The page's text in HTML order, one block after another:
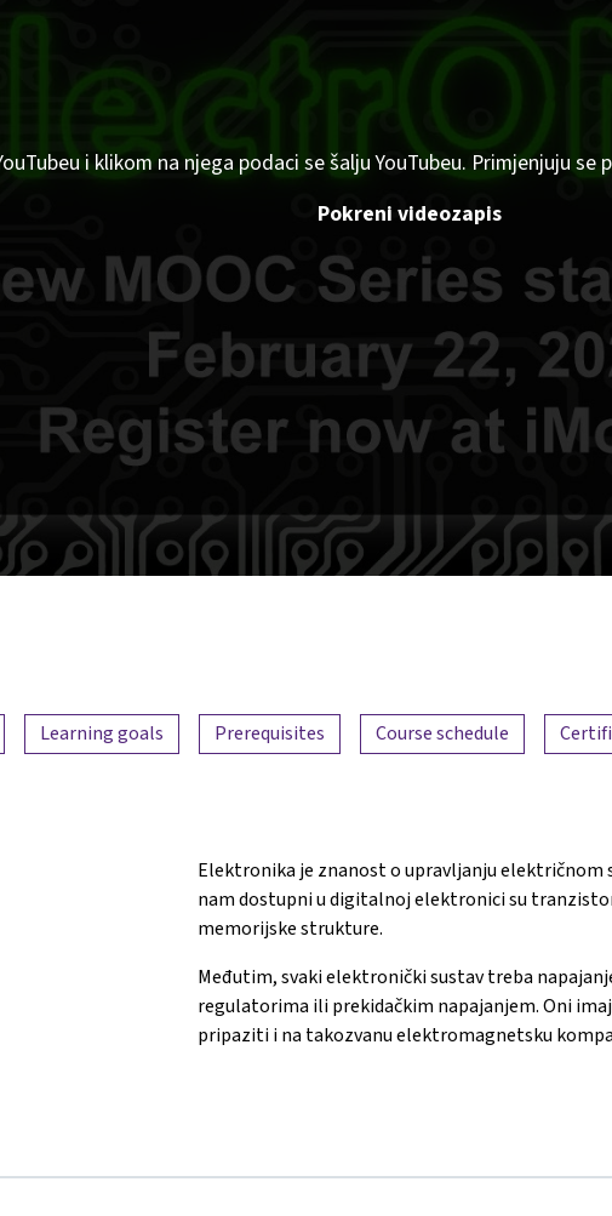
i klikom na njega podaci se šalju YouTubeu. Primjenjuju
Pokreni videozapis
Learning goals Prerequisites Course schedule
Elektronika je znanost o upravljanju
nam dostupni u digitalnoj elektronici su
memorijske strukture.
Međutim, svaki elektronički sustav treba
regulatorima ili prekidačkim napajanjem. Oni
pripaziti i na takozvanu elektromagnetsku